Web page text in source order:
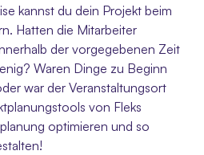
kannst du dein Projekt beim
Hatten die Mitarbeiter
der vorgegebenen Zeit
Waren Dinge zu Beginn
war der Veranstaltungsort
von Fleks
optimieren und so